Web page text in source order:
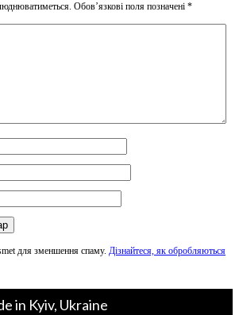
Обов’язкові поля позначені *
для зменшення спаму. Дізнайтеся, як обробляються
in Kyiv, Ukraine